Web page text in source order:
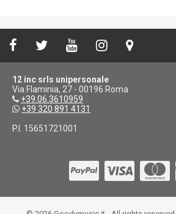
12 inc srls unipersonale
Via Flaminia, 27 - 00196 Roma
+39.06.3610959
+39 320 891 4131
P.I. 15651721001